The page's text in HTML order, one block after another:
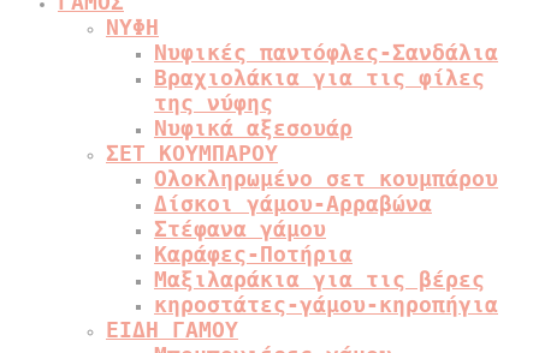
ΝΥΦΗ
Νυφικές παντόφλες-Σανδάλια
Βραχιολάκια για τις φίλες
της νύφης
Νυφικά αξεσουάρ
ΣΕΤ ΚΟΥΜΠΑΡΟΥ
Ολοκληρωμένο σετ κουμπάρου
Δίσκοι γάμου-Αρραβώνα
Στέφανα γάμου
Καράφες-Ποτήρια
Μαξιλαράκια για τις βέρες
κηροστάτες-γάμου-κηροπήγια
ΕΙΔΗ ΓΑΜΟΥ